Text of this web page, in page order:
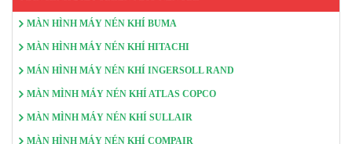
MÀN HÌNH MÁY NÉN KHÍ BUMA
MÀN HÌNH MÁY NÉN KHÍ HITACHI
MÁN HÌNH MÁY NÉN KHÍ INGERSOLL RAND
MÀN MÌNH MÁY NÉN KHÍ ATLAS COPCO
MÀN MÌNH MÁY NÉN KHÍ SULLAIR
MÀN HÌNH MÁY NÉN KHÍ COMPAIR